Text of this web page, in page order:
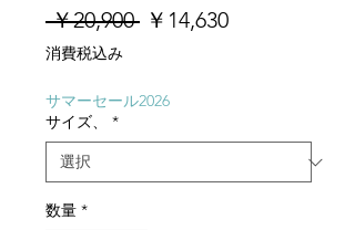
￥20,900 通
格
￥14,630セ
消費税込み
サマーセール2026
サイズ、
*
数量 *